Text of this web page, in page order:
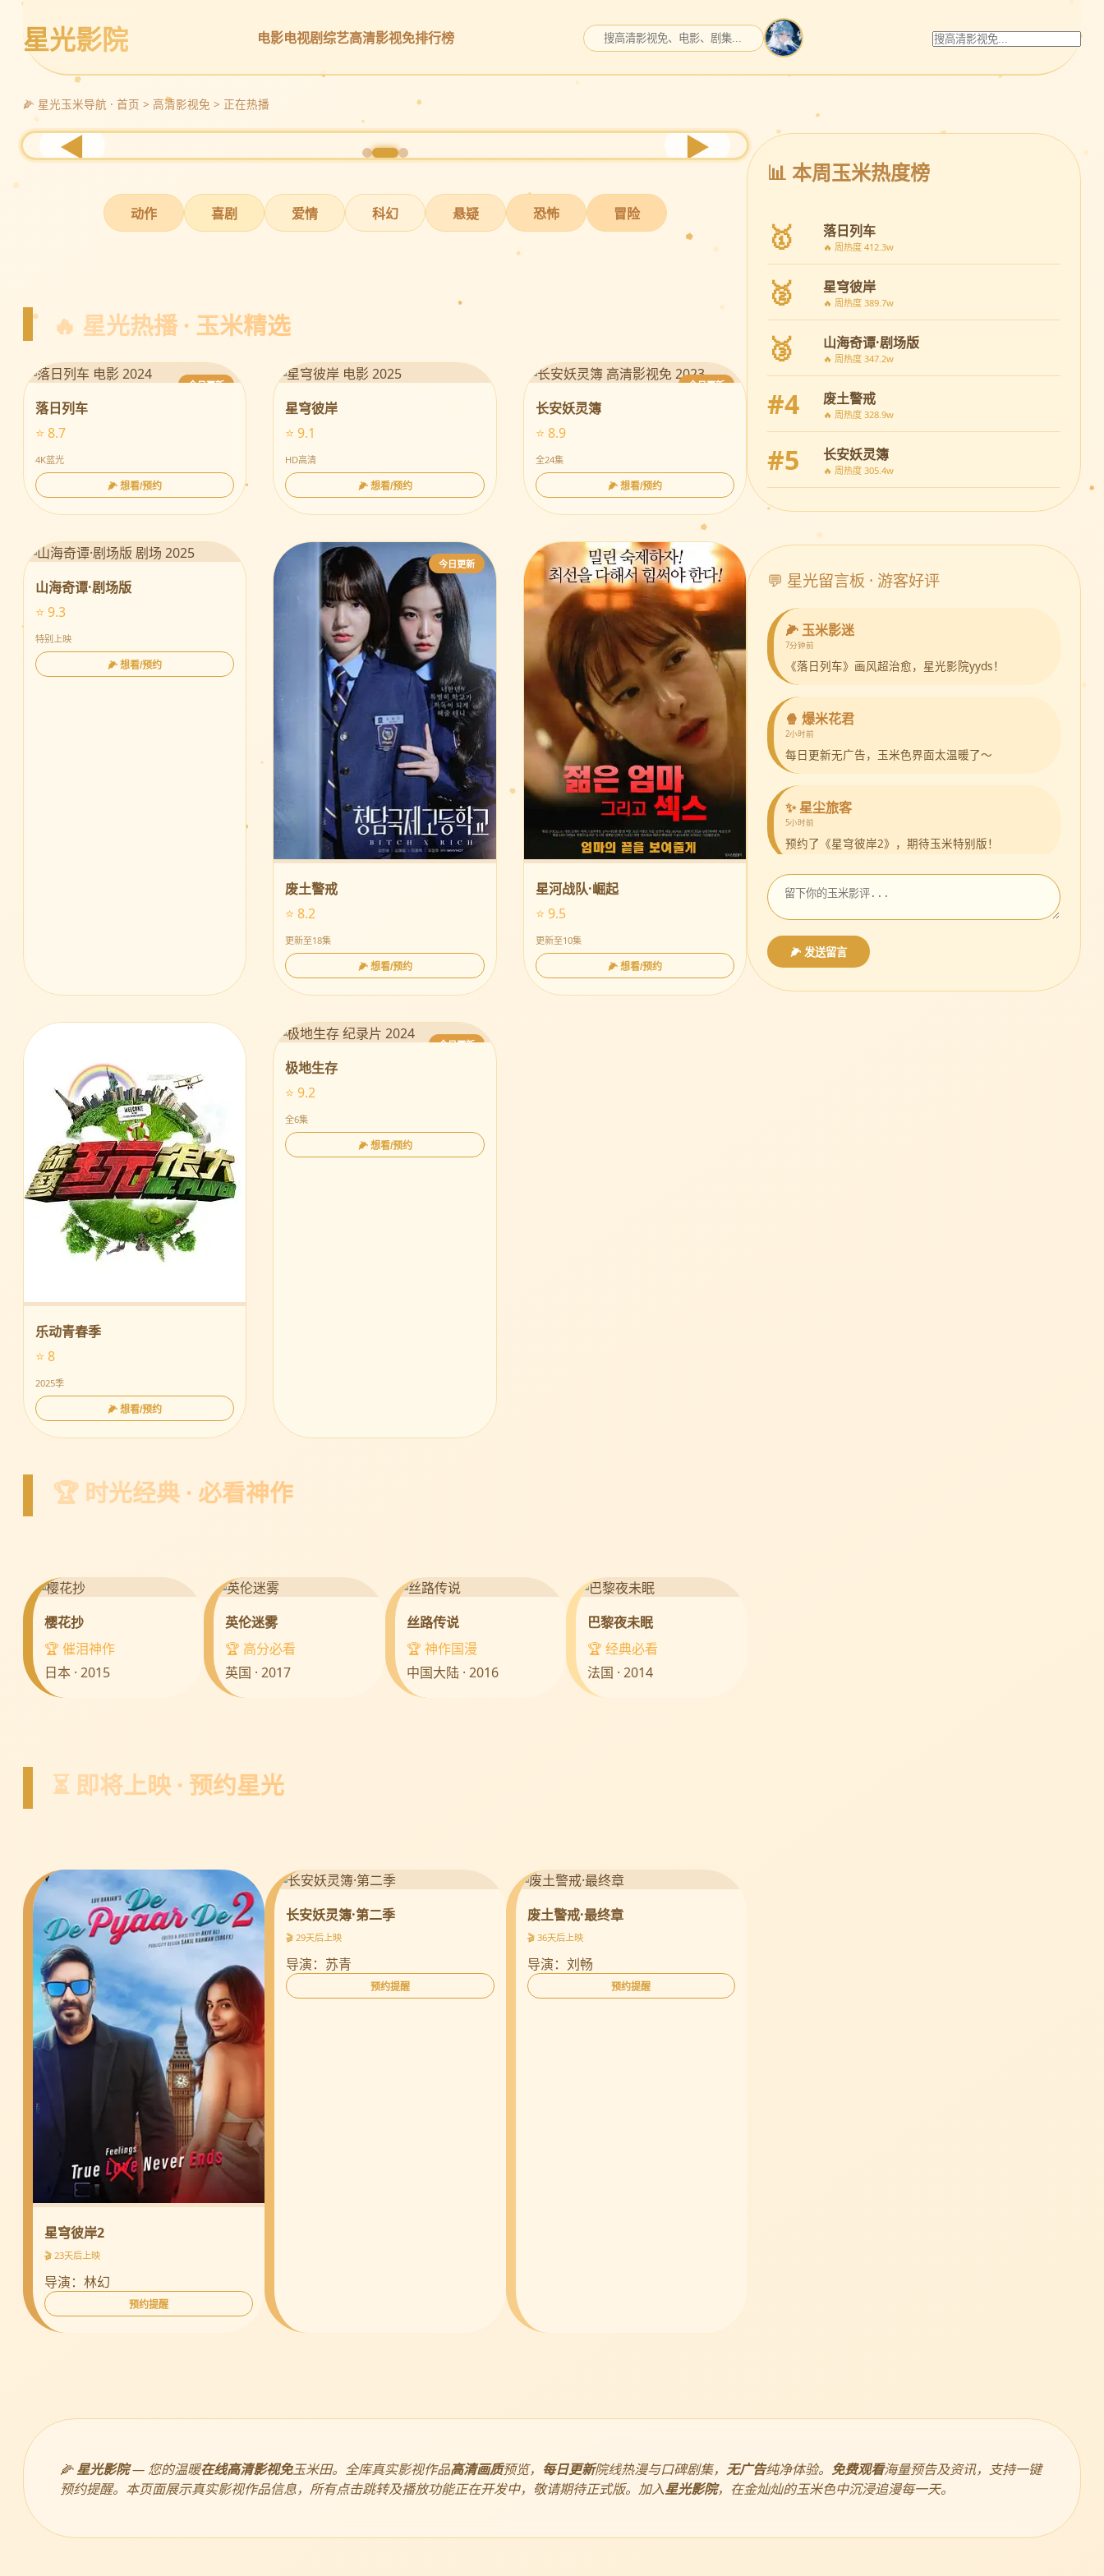
星光影院 电影电视剧综艺高清影视免排行榜
🌽 星光玉米导航 · 首页 > 高清影视免 > 正在热播
◀ ▶
动作 喜剧 爱情 科幻 悬疑 恐怖 冒险
🔥 星光热播 · 玉米精选
今日更新
落日列车
⭐ 8.7
4K蓝光
🌽 想看/预约
星穹彼岸
⭐ 9.1
HD高清
🌽 想看/预约
今日更新
长安妖灵簿
⭐ 8.9
全24集
🌽 想看/预约
山海奇谭·剧场版
⭐ 9.3
特别上映
🌽 想看/预约
今日更新
废土警戒
⭐ 8.2
更新至18集
🌽 想看/预约
星河战队·崛起
⭐ 9.5
更新至10集
🌽 想看/预约
乐动青春季
⭐ 8
2025季
🌽 想看/预约
今日更新
极地生存
⭐ 9.2
全6集
🌽 想看/预约
🏆 时光经典 · 必看神作
樱花抄
🏆 催泪神作
日本 · 2015
英伦迷雾
🏆 高分必看
英国 · 2017
丝路传说
🏆 神作国漫
中国大陆 · 2016
巴黎夜未眠
🏆 经典必看
法国 · 2014
⏳ 即将上映 · 预约星光
星穹彼岸2
🎬 23天后上映
导演：林幻
预约提醒
长安妖灵簿·第二季
🎬 29天后上映
导演：苏青
预约提醒
废土警戒·最终章
🎬 36天后上映
导演：刘畅
预约提醒
📊 本周玉米热度榜
🥇 落日列车
🔥 周热度 412.3w
🥈 星穹彼岸
🔥 周热度 389.7w
🥉 山海奇谭·剧场版
🔥 周热度 347.2w
#4 废土警戒
🔥 周热度 328.9w
#5 长安妖灵簿
🔥 周热度 305.4w
💬 星光留言板 · 游客好评
🌽 玉米影迷
7分钟前
《落日列车》画风超治愈，星光影院yyds！
🍿 爆米花君
2小时前
每日更新无广告，玉米色界面太温暖了～
✨ 星尘旅客
5小时前
预约了《星穹彼岸2》，期待玉米特别版！
🌽 发送留言
🌽星光影院— 您的温暖在线高清影视免玉米田。全库真实影视作品高清画质预览， 每日更新院线热漫与口碑剧集， 无广告纯净体验。 免费观看海量预告及资讯，支持一键
预约提醒。本页面展示真实影视作品信息，所有点击跳转及播放功能正在开发中，敬请期待正式版。加入星光影院，在金灿灿的玉米色中沉浸追漫每一天。